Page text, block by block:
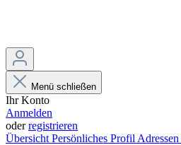
Menü schließen
Ihr Konto
Anmelden
oderregistrieren
Übersicht Persönliches Profil Adressen